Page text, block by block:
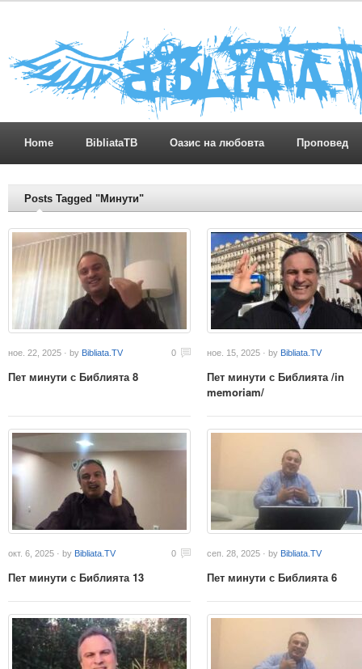
Home BibliataTB Оазис на любовта Проповед
Posts Tagged "Минути"
ное. 22, 2025 · by Bibliata.TV 0
Пет минути с Библията 8
ное. 15, 2025 · by Bibliata.TV
Пет минути с Библията /in
memoriam/
окт. 6, 2025 · by Bibliata.TV 0
Пет минути с Библията 13
сеп. 28, 2025 · by Bibliata.TV
Пет минути с Библията 6